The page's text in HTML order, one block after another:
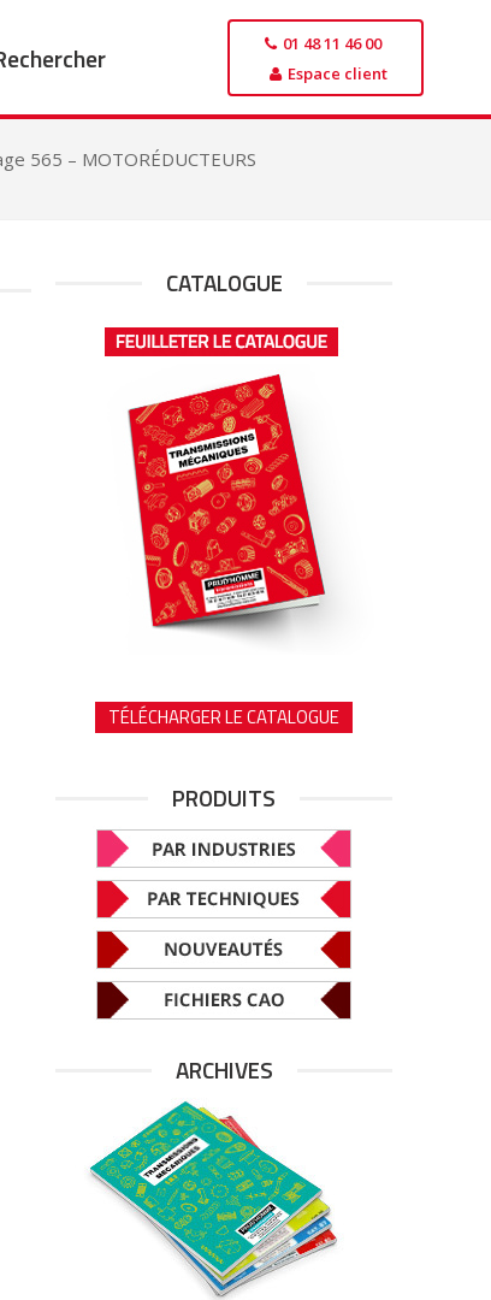
01 48 11 46 00
Espace client
565 – MOTORÉDUCTEURS
CATALOGUE
TÉLÉCHARGER LE CATALOGUE
PRODUITS
ARCHIVES